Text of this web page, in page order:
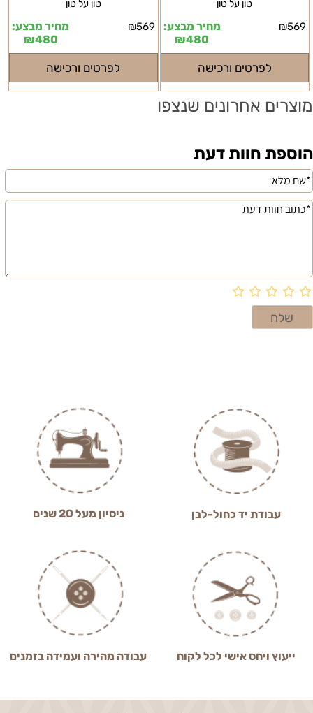
טון על טון
₪569
מחיר מבצע:
₪480
לפרטים ורכישה
טון על טון
₪569
מחיר מבצע:
₪480
לפרטים ורכישה
מוצרים אחרונים שנצפו
הוספת חוות דעת
עבודת יד כחול-לבן ניסיון מעל 20 שנים
ייעוץ ויחס אישי לכל לקוח עבודה מהירה ועמידה בזמנים